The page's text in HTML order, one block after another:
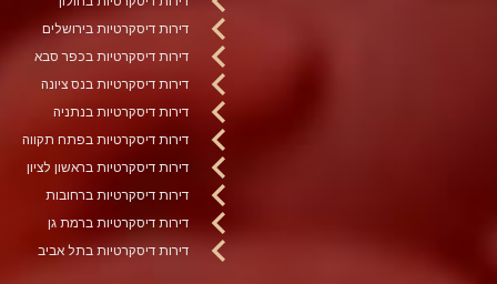
דירות דיסקרטיות בירושלים
דירות דיסקרטיות בכפר סבא
דירות דיסקרטיות בנס ציונה
דירות דיסקרטיות בנתניה
דירות דיסקרטיות בפתח תקווה
דירות דיסקרטיות בראשון לציון
דירות דיסקרטיות ברחובות
דירות דיסקרטיות ברמת גן
דירות דיסקרטיות בתל אביב